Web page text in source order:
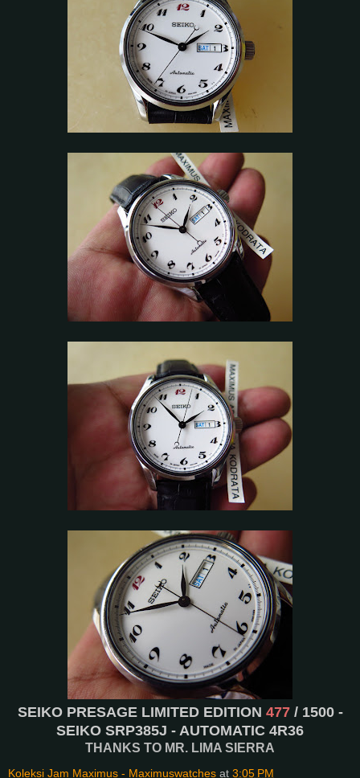
SEIKO PRESAGE LIMITED EDITION 477/ 1500 -
SEIKO SRP385J - AUTOMATIC 4R36
THANKS TO MR. LIMA SIERRA
Koleksi Jam Maximus - Maximuswatches at 3:05 PM